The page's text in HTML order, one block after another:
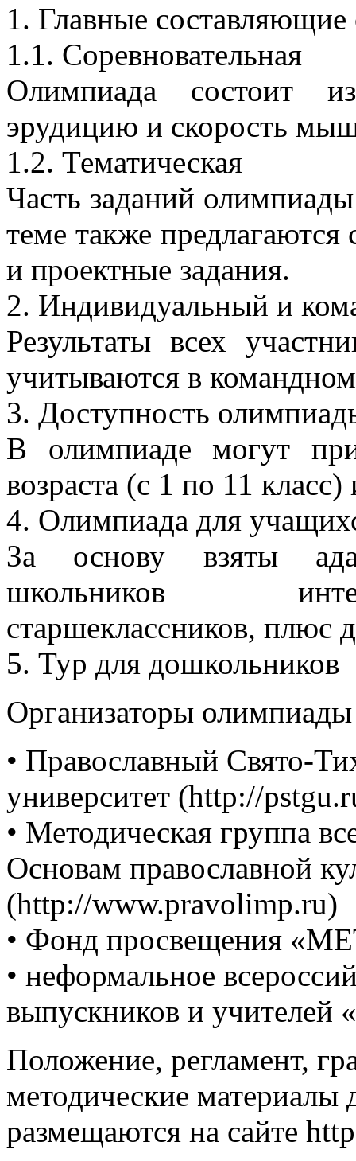
1. Главные
1.1. Соревновательная
Олимпиада состоит
эрудицию и скорость
1.2. Тематическая
Часть заданий
теме также предлагаются
и проектные задания.
2. Индивидуальный и
Результаты всех
учитываются в
3. Доступность
В олимпиаде могут
возраста (с 1 по 11
4. Олимпиада для
За основу взяты
школьников
старшеклассников, плюс
5. Тур для дошкольников
Организаторы олимпиады
• Православный Свято-
университет (http://
• Методическая группа
Основам православной
(http://www.pravolimp.ru)
• Фонд просвещения
• неформальное
выпускников и учителей
Положение, регламент,
методические
размещаются на сайте